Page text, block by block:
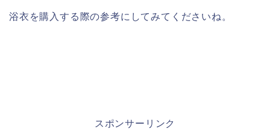
浴衣を購入する際の参考にしてみてくださいね。
スポンサーリンク